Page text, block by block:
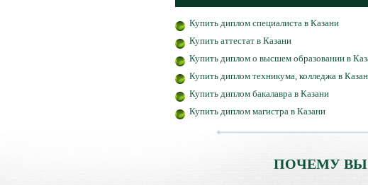
Купить диплом специалиста в Казани
Купить аттестат в Казани
Купить диплом о высшем образовании в
Купить диплом техникума, колледжа в
Купить диплом бакалавра в Казани
Купить диплом магистра в Казани
ПОЧЕМУ ВЫ